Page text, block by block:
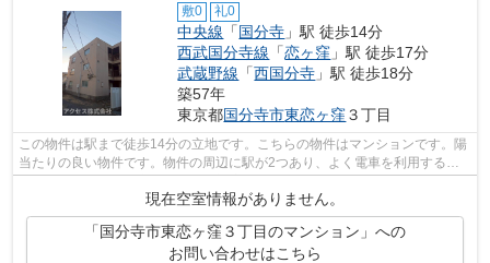
敷0 礼0
中央線 「国分寺 」駅 徒歩14分
西武国分寺線 「恋ヶ窪 」駅 徒歩17分
武蔵野線 「西国分寺 」駅 徒歩18分
築57年
東京都国分寺市東恋ヶ窪３丁目
この物件は駅まで徒歩14分の立地です。こちらの物件はマンションです。陽
当たりの良い物件です。物件の周辺に駅が2つあり、よく電車を利用する方
にピッタリです。丁寧かつ迅速な対応が...
現在空室情報がありません。
「国分寺市東恋ヶ窪３丁目のマンション」への
お問い合わせはこちら